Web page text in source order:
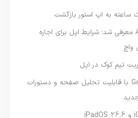
به اپ استور بازگشت
برنامه Apple Upgrade معرفی شد؛ شرایط اپل برای اجاره
واچ
نسخه مک گوگل Gemini با قابلیت تحلیل صفحه و دستورات